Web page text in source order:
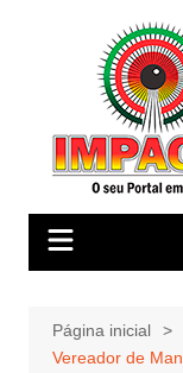
Página inicial
Vereador de